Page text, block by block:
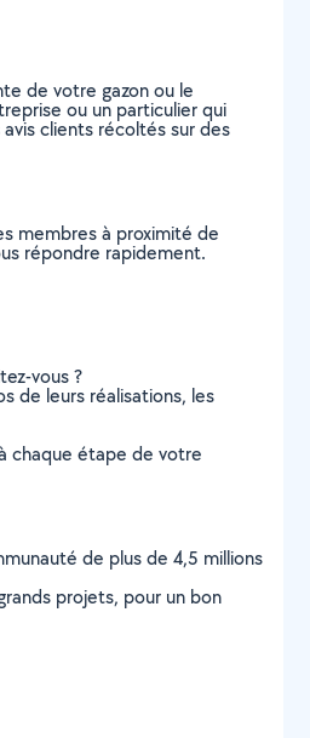
de votre gazon ou le
ou un particulier qui
clients récoltés sur des
membres à proximité de
répondre rapidement.
vous ?
de leurs réalisations, les
chaque étape de votre
de plus de 4,5 millions
projets, pour un bon